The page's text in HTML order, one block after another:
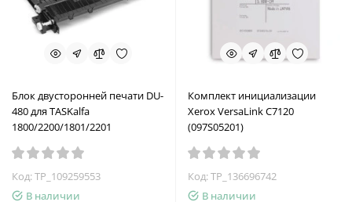
Блок двусторонней печати DU-
480 для TASKalfa
1800/2200/1801/2201
Код: TP_109259553
В наличии
Комплект инициализации
Xerox VersaLink C7120
(097S05201)
Код: TP_136696742
В наличии